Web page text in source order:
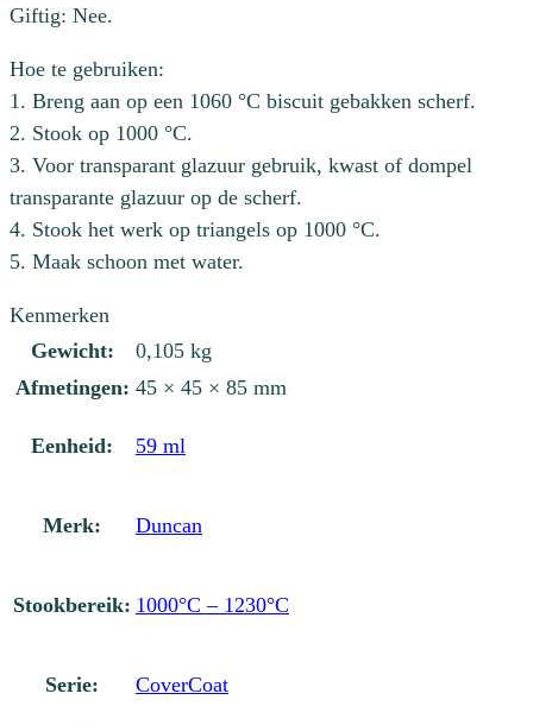
Giftig: Nee.
Hoe te gebruiken:
1. Breng aan op een 1060 °C biscuit gebakken scherf.
2. Stook op 1000 °C.
3. Voor transparant glazuur gebruik, kwast of dompel
transparante glazuur op de scherf.
4. Stook het werk op triangels op 1000 °C.
5. Maak schoon met water.
Kenmerken
Gewicht:
0,105 kg
Afmetingen: 45 × 45 × 85 mm
Eenheid: 59 ml
Merk: Duncan
Stookbereik: 1000°C – 1230°C
Serie: CoverCoat